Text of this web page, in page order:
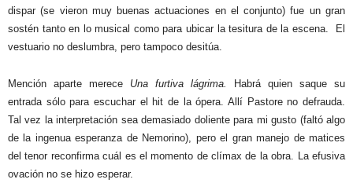
dispar (se vieron muy buenas actuaciones en el conjunto) fue un gran
sostén tanto en lo musical como para ubicar la tesitura de la escena.
El
vestuario no deslumbra, pero tampoco desitúa.
Mención aparte merece Una furtiva lágrima.
Habrá quien saque su
entrada sólo para escuchar el hit de la ópera. Allí Pastore no defrauda.
Tal vez la interpretación sea demasiado doliente para mi gusto (faltó algo
de la ingenua esperanza de Nemorino), pero el gran manejo de matices
del tenor reconfirma cuál es el momento de clímax de la obra. La efusiva
ovación no se hizo esperar.